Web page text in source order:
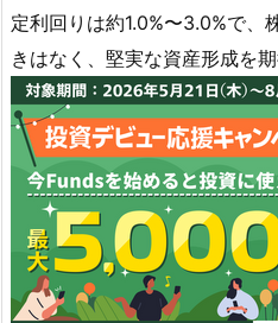
定利回りは約1.0%〜3.0%で、
きはなく、堅実な資産形成を期